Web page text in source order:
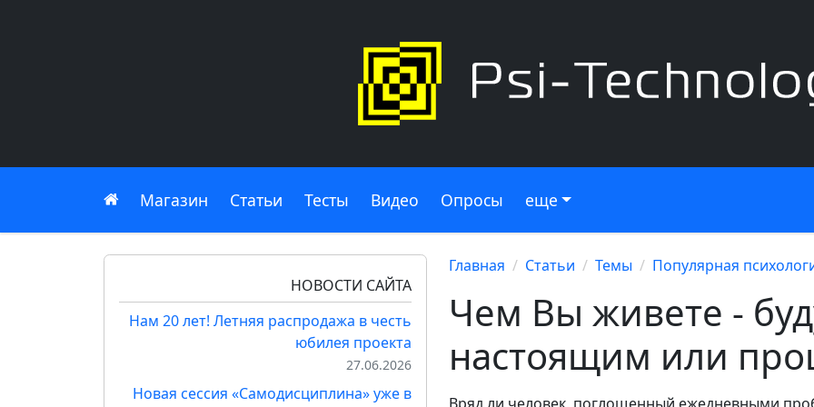
Главная
Магазин Статьи Тесты Видео Опросы еще
НОВОСТИ САЙТА
Нам 20 лет! Летняя распродажа в честь
юбилея проекта
27.06.2026
Новая сессия «Самодисциплина» уже в
Главная Статьи Темы Популярная
Чем Вы живете -
настоящим или